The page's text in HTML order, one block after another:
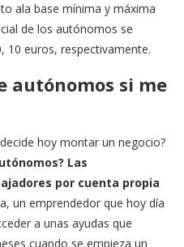
ala base mínima y máxima
de los autónomos se
10 euros, respectivamente.
autónomos si me
hoy montar un negocio?
Las
por cuenta propia
un emprendedor que hoy día
a unas ayudas que
cuando se empieza un